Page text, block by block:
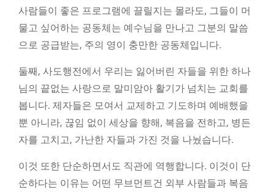
사람들이 좋은 프로그램에 끌릴지는 몰라도, 그들이 머
물고 싶어하는 공동체는 예수님을 만나고 그분의 말씀
으로 공급받는, 주의 영이 충만한 공동체입니다.
둘째, 사도행전에서 우리는 잃어버린 자들을 위한 하나
님의 끝없는 사랑으로 말미암아 활기가 넘치는 교회를
봅니다. 제자들은 모여서 교제하고 기도하며 예배했을
뿐 아니라, 끊임 없이 세상을 향해, 복음을 전하고, 병든
자를 고치고, 가난한 자들과 가진 것을 나눴습니다.
이것 또한 단순하면서도 직관에 역행합니다. 이것이 단
순하다는 이유는 어떤 무브먼트건 외부 사람들과 복음